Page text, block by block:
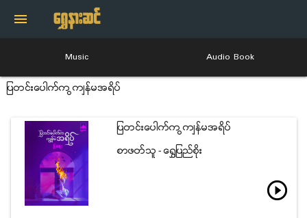
menu
Music Audio Book
ျပတင္းေပါက္က ကြၽန္မအရိပ္
ျပတင္းေပါက္က ကြၽန္မအရိပ္
စာဖတ္သူ - ေ႐ႊျပည္စိုး
play_circle_outline